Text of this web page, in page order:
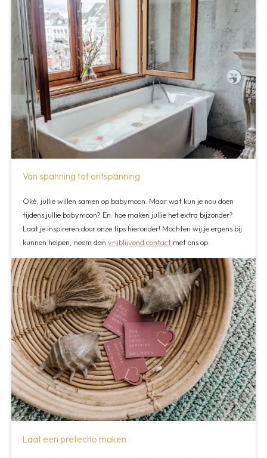
Van spanning tot ontspanning
Oké, jullie willen samen op babymoon. Maar wat kun je nou doen
tijdens jullie babymoon? En: hoe maken jullie het extra bijzonder?
Laat je inspireren door onze tips hieronder! Mochten wij je ergens bij
kunnen helpen, neem danvrijblijvend contact met ons op.
Laat een pretecho maken